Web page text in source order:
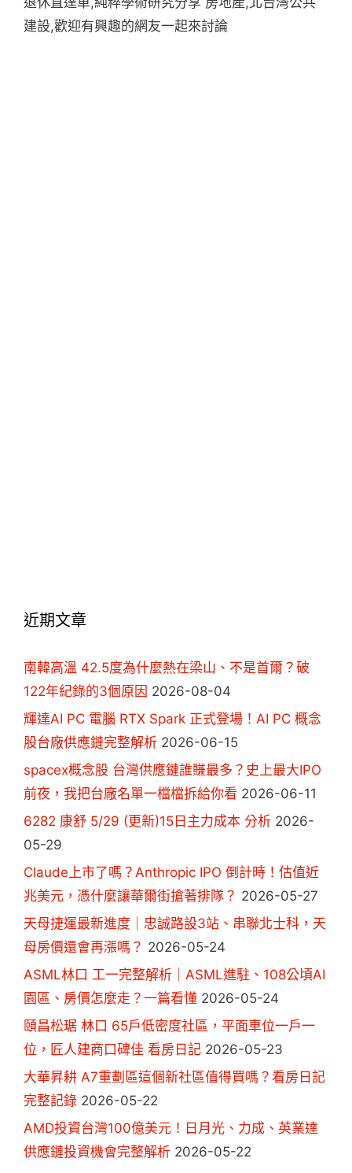
建設,歡迎有興趣的網友一起來討論
近期文章
南韓高溫 42.5度為什麼熱在梁山、不是首爾？破
122年紀錄的3個原因 2026-08-04
輝達AI PC 電腦 RTX Spark 正式登場！AI PC 概念
股台廠供應鏈完整解析 2026-06-15
spacex概念股 台灣供應鏈誰賺最多？史上最大IPO
前夜，我把台廠名單一檔檔拆給你看 2026-06-11
6282 康舒 5/29 (更新)15日主力成本 分析 2026-
05-29
Claude上市了嗎？Anthropic IPO 倒計時！估值近
兆美元，憑什麼讓華爾街搶著排隊？ 2026-05-27
天母捷運最新進度｜忠誠路設3站、串聯北士科，天
母房價還會再漲嗎？ 2026-05-24
ASML林口 工一完整解析｜ASML進駐、108公頃AI
園區、房價怎麼走？一篇看懂 2026-05-24
頤昌松琚 林口 65戶低密度社區，平面車位一戶一
位，匠人建商口碑佳 看房日記 2026-05-23
大華昇耕 A7重劃區這個新社區值得買嗎？看房日記
完整記錄 2026-05-22
AMD投資台灣100億美元！日月光、力成、英業達
供應鏈投資機會完整解析 2026-05-22